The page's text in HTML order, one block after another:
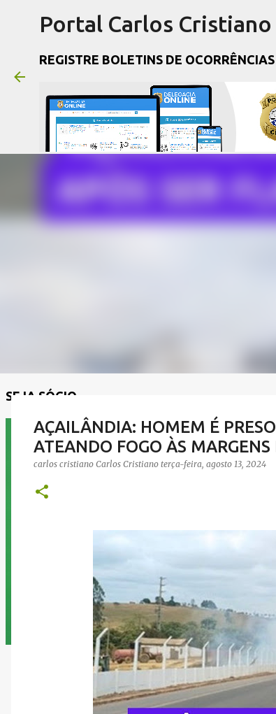
Portal Carlos
REGISTRE BOLETINS DE
SEJA SÓCIO
AÇAILÂNDIA: HOMEM É
ATEANDO FOGO ÀS
carlos cristiano Carlos Cristiano terça-feira, agosto 13, 2024